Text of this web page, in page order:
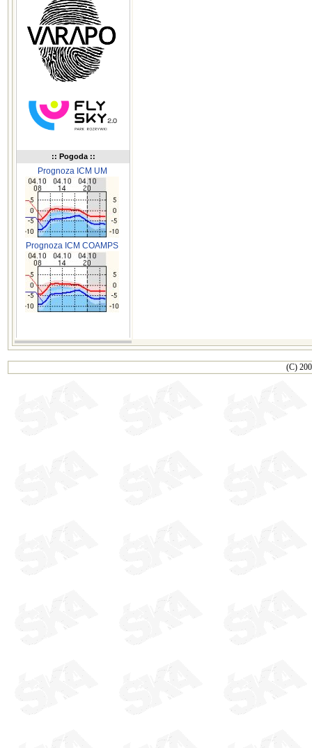
:: Pogoda ::
Prognoza ICM UM
Prognoza ICM COAMPS
(C)